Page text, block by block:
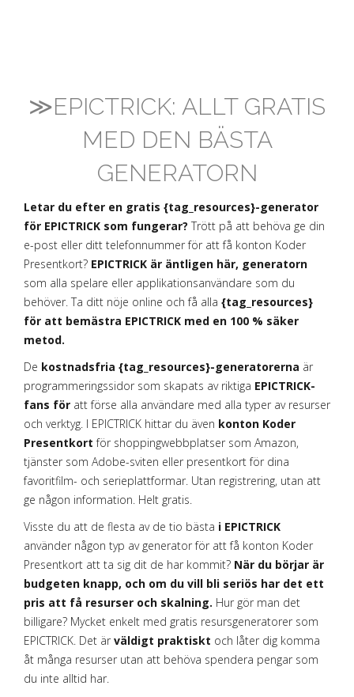
≫EPICTRICK: ALLT GRATIS
MED DEN BÄSTA
GENERATORN
Letar du efter en gratis {tag_resources}-generator
för EPICTRICK som fungerar? Trött på att behöva ge din
e-post eller ditt telefonnummer för att få konton Koder
Presentkort? EPICTRICK är äntligen här, generatorn
som alla spelare eller applikationsanvändare som du
behöver. Ta ditt nöje online och få alla {tag_resources}
för att bemästra EPICTRICK med en 100 % säker
metod.
De kostnadsfria {tag_resources}-generatorerna är
programmeringssidor som skapats av riktiga EPICTRICK-
fans för att förse alla användare med alla typer av resurser
och verktyg. I EPICTRICK hittar du även konton Koder
Presentkort för shoppingwebbplatser som Amazon,
tjänster som Adobe-sviten eller presentkort för dina
favoritfilm- och serieplattformar. Utan registrering, utan att
ge någon information. Helt gratis.
Visste du att de flesta av de tio bästa i EPICTRICK
använder någon typ av generator för att få konton Koder
Presentkort att ta sig dit de har kommit? När du börjar är
budgeten knapp, och om du vill bli seriös har det ett
pris att få resurser och skalning. Hur gör man det
billigare? Mycket enkelt med gratis resursgeneratorer som
EPICTRICK. Det är väldigt praktiskt och låter dig komma
åt många resurser utan att behöva spendera pengar som
du inte alltid har.